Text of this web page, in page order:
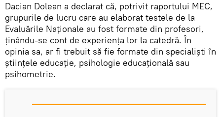
Dacian Dolean a declarat că, potrivit raportului MEC,
grupurile de lucru care au elaborat testele de la
Evaluările Naționale au fost formate din profesori,
ținându-se cont de experiența lor la catedră. În
opinia sa, ar fi trebuit să fie formate din specialiști în
științele educație, psihologie educațională sau
psihometrie.